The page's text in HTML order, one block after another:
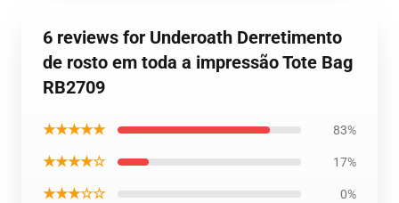
6 reviews for Underoath Derretimento
de rosto em toda a impressão Tote Bag
RB2709
★★★★★ 83%
★★★★☆ 17%
★★★☆☆ 0%